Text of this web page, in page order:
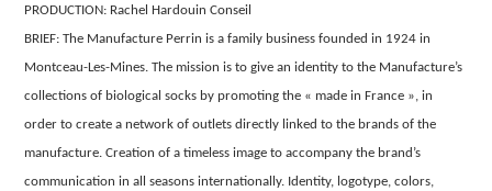
PRODUCTION: Rachel Hardouin Conseil
BRIEF: The Manufacture Perrin is a family business founded in 1924 in
Montceau-Les-Mines. The mission is to give an identity to the Manufacture’s
collections of biological socks by promoting the « made in France », in
order to create a network of outlets directly linked to the brands of the
manufacture. Creation of a timeless image to accompany the brand’s
communication in all seasons internationally. Identity, logotype, colors,